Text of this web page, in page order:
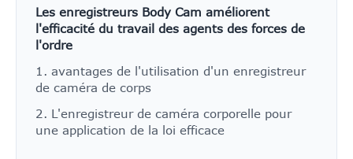
Les enregistreurs Body Cam améliorent
l'efficacité du travail des agents des forces de
l'ordre
1. avantages de l'utilisation d'un enregistreur
de caméra de corps
2. L'enregistreur de caméra corporelle pour
une application de la loi efficace